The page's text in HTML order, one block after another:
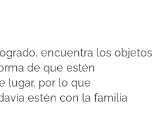
encuentra los objetos
de que estén
lugar, por lo que
estén con la familia